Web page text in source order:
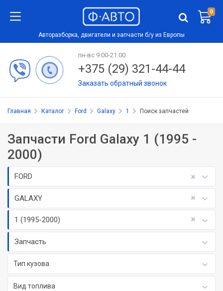
0
Авторазборка, двигатели и запчасти б/у из Европы
пн-вс 9:00-21:00
+375 (29) 321-44-44
Заказать обратный звонок
Главная Каталог Ford Galaxy 1 Поиск запчастей
Запчасти Ford Galaxy 1 (1995 -
2000)
FORD
GALAXY
1 (1995-2000)
Запчасть
Тип кузова
Вид топлива